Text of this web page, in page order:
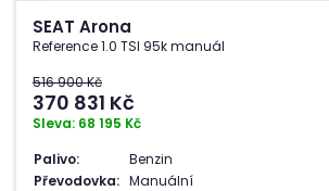
SEAT Arona
Reference 1.0 TSI 95k manuál
516 900 Kč
370 831 Kč
Sleva: 68 195 Kč
Palivo:
Benzin
Převodovka: Manuální